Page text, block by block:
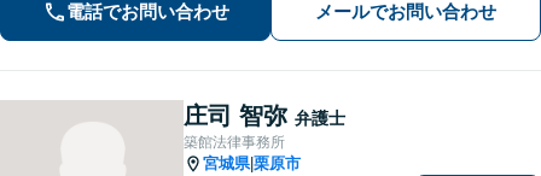
電話でお問い合わせ メールでお問い合わせ
庄司 智弥 弁護士
築館法律事務所
宮城県|栗原市